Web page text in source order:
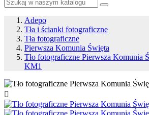
Adepo
Tła i ścianki fotograficzne
Tła fotograficzne
Pierwsza Komunia Święta
Tło fotograficzne Pierwsza Komunia
KM1
